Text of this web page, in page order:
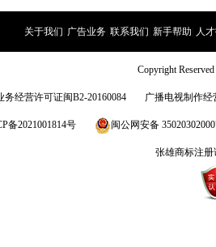
关于我们 广告业务 联系我们 新手帮助 人
Copyright
务经营许可证闽B2-20160084 广播电视制作经
备2021001814号 闽公网安备
张雄商标注册